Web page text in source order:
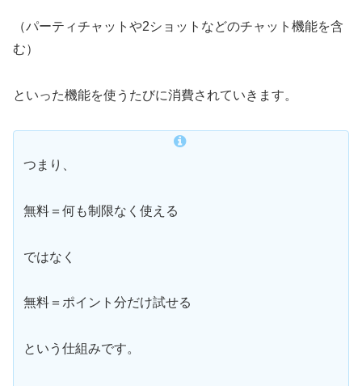
（パーティチャットや2ショットなどのチャット機能を含
む）
といった機能を使うたびに消費されていきます。
つまり、
無料＝何も制限なく使える
ではなく
無料＝ポイント分だけ試せる
という仕組みです。